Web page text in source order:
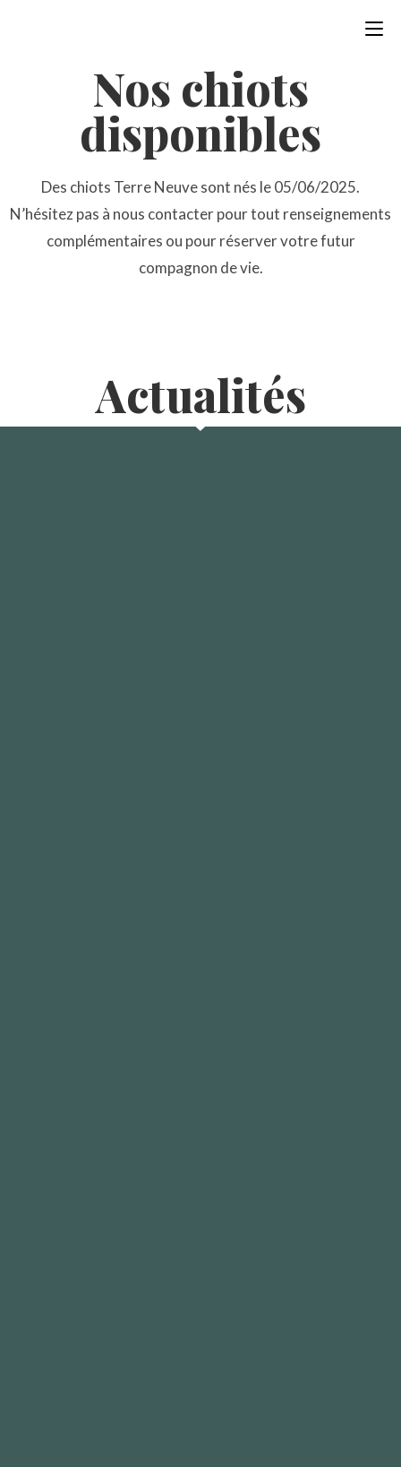
Nos chiots
disponibles
Des chiots Terre Neuve sont nés le 05/06/2025.
N’hésitez pas à nous contacter pour tout renseignements
complémentaires ou pour réserver votre futur
compagnon de vie.
Actualités